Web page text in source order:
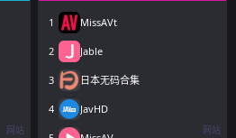
网站
1 MissAVt
2 Jable
3 日本无码合集
4 JavHD
网站